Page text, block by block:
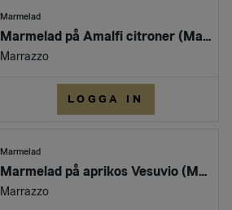
Marmelad
Marmelad på Amalfi citroner (Marrazzo, 300 gr)
Marrazzo
LOGGA IN
Marmelad
Marmelad på aprikos Vesuvio (Marrazzo - 350g)
Marrazzo